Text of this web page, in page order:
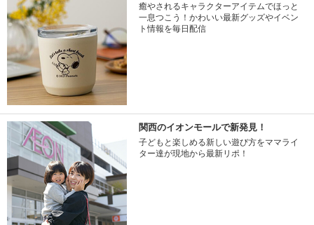
癒やされるキャラクターアイテムでほっと
一息つこう！かわいい最新グッズやイベン
ト情報を毎日配信
関西のイオンモールで新発見！
子どもと楽しめる新しい遊び方をママライ
ター達が現地から最新リポ！